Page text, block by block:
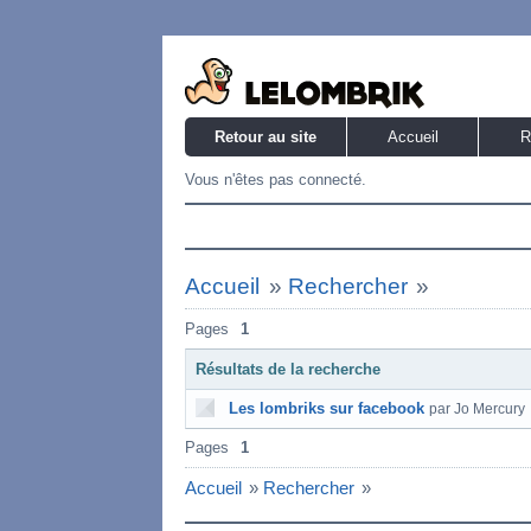
Retour au site Accueil
Vous n'êtes pas connecté.
Accueil » Rechercher »
Pages 1
Résultats de la recherche
Les lombriks sur facebook par Jo Mercury
Pages 1
Accueil » Rechercher »